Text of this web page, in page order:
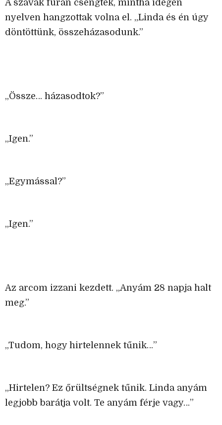
A szavak furán csengtek, mintha idegen
nyelven hangzottak volna el. „Linda és én úgy
döntöttünk, összeházasodunk.”
„Össze… házasodtok?”
„Igen.”
„Egymással?”
„Igen.”
Az arcom izzani kezdett. „Anyám 28 napja halt
meg.”
„Tudom, hogy hirtelennek tűnik…”
„Hirtelen? Ez őrültségnek tűnik. Linda anyám
legjobb barátja volt. Te anyám férje vagy…”